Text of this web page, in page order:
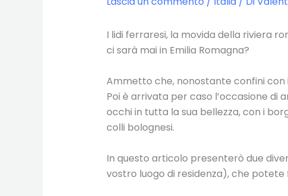
I lidi ferraresi, la movida della riviera
ci sarà mai in Emilia Romagna?
Ammetto che, nonostante confini con
Poi è arrivata per caso l’occasione di
occhi in tutta la sua bellezza, con i
colli bolognesi.
In questo articolo presenterò due
vostro luogo di residenza), che potete